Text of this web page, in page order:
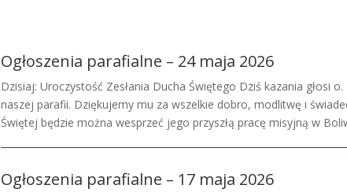
Ogłoszenia parafialne – 24 maja 2026
Dzisiaj: Uroczystość Zesłania Ducha Świętego Dziś kazania głosi
naszej parafii. Dziękujemy mu za wszelkie dobro, modlitwę i
Świętej będzie można wesprzeć jego przyszłą pracę misyjną w
Ogłoszenia parafialne – 17 maja 2026